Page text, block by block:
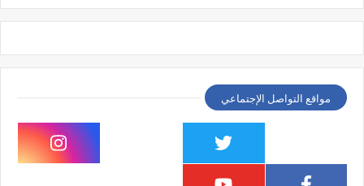
مواقع التواصل الإجتماعي